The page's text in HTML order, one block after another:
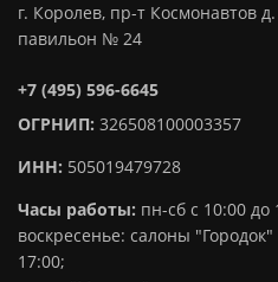
г. Королев, пр-т Космонавтов
павильон № 24
+7 (495) 596-6645
ОГРНИП: 326508100003357
ИНН: 505019479728
Часы работы: пн-сб с 10:00 до
воскресенье: салоны
17:00;